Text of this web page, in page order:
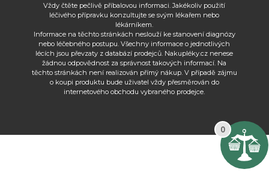
Vždy čtěte pečlivě příbalovou informaci. Jakékoliv použití
léčivého přípravku konzultujte se svým lékařem nebo
lékárníkem.
Informace na těchto stránkách neslouží ke stanovení diagnózy
nebo léčebného postupu. Všechny informace o jednotlivých
lécích jsou převzaty z databází prodejců. Nakupléky.cz nenese
žádnou odpovědnost za správnost takových informací. Na
těchto stránkách není realizován přímý nákup. V případě zájmu
o koupi produktu bude uživatel vždy přesměrován do
internetového obchodu vybraného prodejce.
0